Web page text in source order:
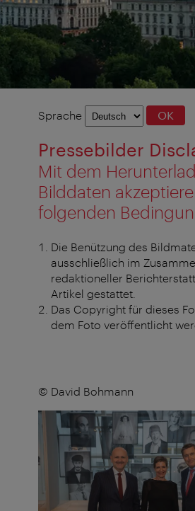
Sprachauswahl
Sprache OK
Pressebilder
Mit dem
Bilddaten
folgenden
Die Benützung des
ausschließlich im
redaktioneller
Artikel gestattet.
Das Copyright für dieses
dem Foto veröffentlicht
© David Bohmann